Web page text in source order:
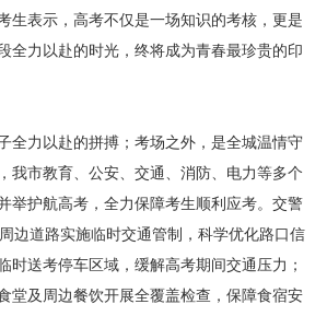
生表示，高考不仅是一场知识的考核，更是
全力以赴的时光，终将成为青春最珍贵的印
力以赴的拼搏；考场之外，是全城温情守
我市教育、公安、交通、消防、电力等多个
举护航高考，全力保障考生顺利应考。交警
边道路实施临时交通管制，科学优化路口信
时送考停车区域，缓解高考期间交通压力；
堂及周边餐饮开展全覆盖检查，保障食宿安